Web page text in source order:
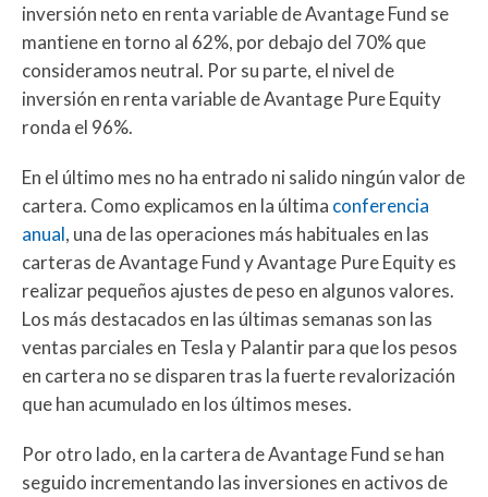
inversión neto en renta variable de Avantage Fund se
mantiene en torno al 62%, por debajo del 70% que
consideramos neutral. Por su parte, el nivel de
inversión en renta variable de Avantage Pure Equity
ronda el 96%.
En el último mes no ha entrado ni salido ningún valor de
cartera. Como explicamos en la última conferencia
anual, una de las operaciones más habituales en las
carteras de Avantage Fund y Avantage Pure Equity es
realizar pequeños ajustes de peso en algunos valores.
Los más destacados en las últimas semanas son las
ventas parciales en Tesla y Palantir para que los pesos
en cartera no se disparen tras la fuerte revalorización
que han acumulado en los últimos meses.
Por otro lado, en la cartera de Avantage Fund se han
seguido incrementando las inversiones en activos de